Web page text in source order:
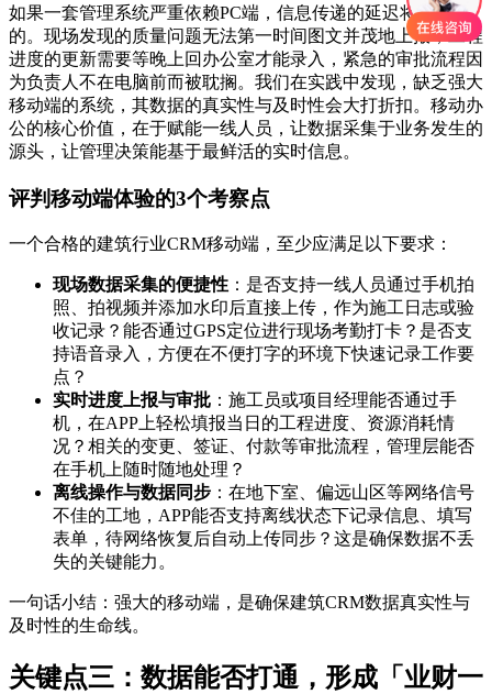
如果一套管理系统严重依赖PC端，信息传递的延迟将是致命
的。现场发现的质量问题无法第一时间图文并茂地上报，工程
进度的更新需要等晚上回办公室才能录入，紧急的审批流程因
为负责人不在电脑前而被耽搁。我们在实践中发现，缺乏强大
移动端的系统，其数据的真实性与及时性会大打折扣。移动办
公的核心价值，在于赋能一线人员，让数据采集于业务发生的
源头，让管理决策能基于最鲜活的实时信息。
评判移动端体验的3个考察点
一个合格的建筑行业CRM移动端，至少应满足以下要求：
现场数据采集的便捷性 ：是否支持一线人员通过手机拍
照、拍视频并添加水印后直接上传，作为施工日志或验
收记录？能否通过GPS定位进行现场考勤打卡？是否支
持语音录入，方便在不便打字的环境下快速记录工作要
点？
实时进度上报与审批 ：施工员或项目经理能否通过手
机，在APP上轻松填报当日的工程进度、资源消耗情
况？相关的变更、签证、付款等审批流程，管理层能否
在手机上随时随地处理？
离线操作与数据同步 ：在地下室、偏远山区等网络信号
不佳的工地，APP能否支持离线状态下记录信息、填写
表单，待网络恢复后自动上传同步？这是确保数据不丢
失的关键能力。
一句话小结：强大的移动端，是确保建筑CRM数据真实性与
及时性的生命线。
关键点三：数据能否打通，形成「业财一